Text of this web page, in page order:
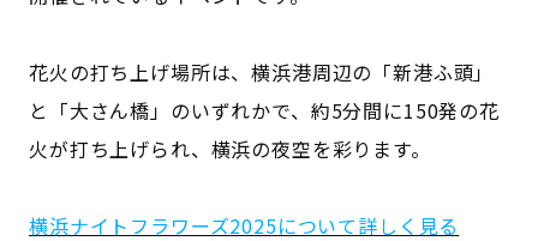
花火の打ち上げ場所は、横浜港周辺の「新港ふ頭」
と「大さん橋」のいずれかで、約5分間に150発の花
火が打ち上げられ、横浜の夜空を彩ります。
横浜ナイトフラワーズ2025について詳しく見る